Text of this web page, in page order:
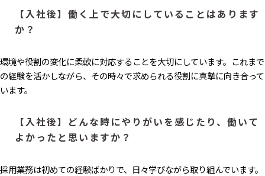
【入社後】働く上で大切にしていることはあります
か？
環境や役割の変化に柔軟に対応することを大切にしています。これまで
の経験を活かしながら、その時々で求められる役割に真摯に向き合って
います。
【入社後】どんな時にやりがいを感じたり、働いて
よかったと思いますか？
採用業務は初めての経験ばかりで、日々学びながら取り組んでいます。